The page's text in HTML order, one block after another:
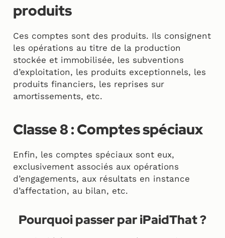
produits
Ces comptes sont des produits. Ils consignent
les opérations au titre de la production
stockée et immobilisée, les subventions
d’exploitation, les produits exceptionnels, les
produits financiers, les reprises sur
amortissements, etc.
Classe 8 : Comptes spéciaux
Enfin, les comptes spéciaux sont eux,
exclusivement associés aux opérations
d’engagements, aux résultats en instance
d’affectation, au bilan, etc.
Pourquoi passer par iPaidThat ?